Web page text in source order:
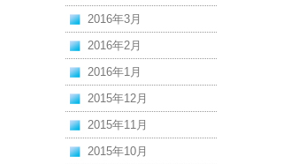
2016年3月
2016年2月
2016年1月
2015年12月
2015年11月
2015年10月